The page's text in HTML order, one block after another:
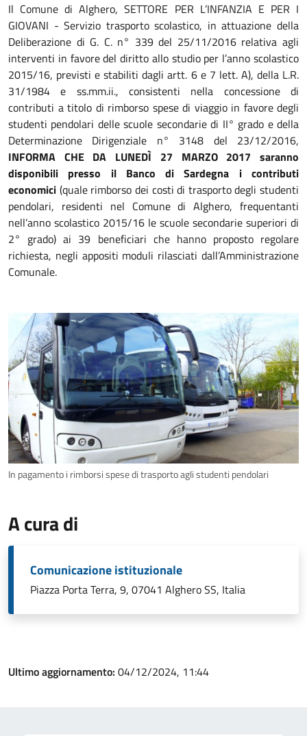
Il Comune di Alghero, SETTORE PER L’INFANZIA E PER I
GIOVANI - Servizio trasporto scolastico, in attuazione della
Deliberazione di G. C. n° 339 del 25/11/2016 relativa agli
interventi in favore del diritto allo studio per l’anno scolastico
2015/16, previsti e stabiliti dagli artt. 6 e 7 lett. A), della L.R.
31/1984 e ss.mm.ii., consistenti nella concessione di
contributi a titolo di rimborso spese di viaggio in favore degli
studenti pendolari delle scuole secondarie di II° grado e della
Determinazione Dirigenziale n° 3148 del 23/12/2016,
INFORMA CHE DA LUNEDÌ 27 MARZO 2017 saranno
disponibili presso il Banco di Sardegna i contributi
economici (quale rimborso dei costi di trasporto degli studenti
pendolari, residenti nel Comune di Alghero, frequentanti
nell’anno scolastico 2015/16 le scuole secondarie superiori di
2° grado) ai 39 beneficiari che hanno proposto regolare
richiesta, negli appositi moduli rilasciati dall’Amministrazione
Comunale.
In pagamento i rimborsi spese di trasporto agli studenti pendolari
A cura di
Comunicazione istituzionale
Piazza Porta Terra, 9, 07041 Alghero SS, Italia
Ultimo aggiornamento: 04/12/2024, 11:44